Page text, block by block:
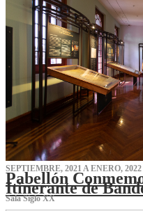
SEPTIEMBRE, 2021 A ENERO, 2022
Pabellón
Itinerante de
Sala Siglo XX